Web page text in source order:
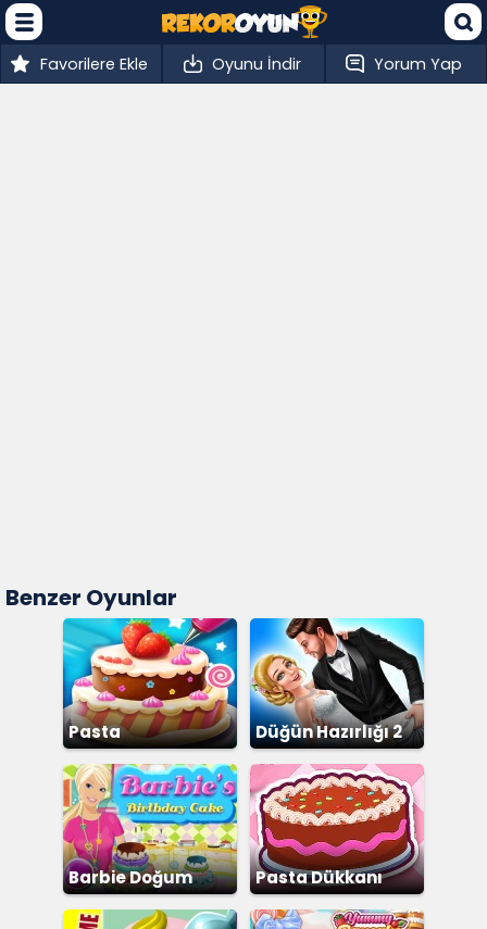
Favorilere Ekle Oyunu İndir Yorum Yap
Benzer Oyunlar
Pasta Düğün Hazırlığı 2
Barbie Doğum
Günü Pastası
Pasta Dükkanı